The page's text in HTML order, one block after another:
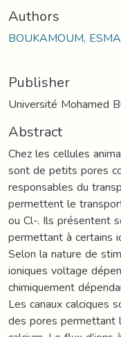
Authors
BOUKAMOUM, ESMA
Publisher
Université Mohamed
Abstract
Chez les cellules
sont de petits pores
responsables du
permettent le
ou Cl-. Ils présentent
permettant à certains
Selon la nature de
ioniques voltage
chimiquement
Les canaux calciques
des pores permettant